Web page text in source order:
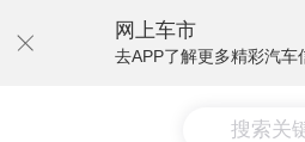
网上车市
去APP了解更多精彩汽车
搜索关